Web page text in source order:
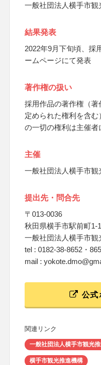
一般社団法人横手市観
結果発表
2022年9月下旬頃、採
ームページにて発表
著作権の扱い
採用作品の著作権（著
定められた権利を含
の一切の権利は主催
主催
一般社団法人横手市観
提出先・問合先
〒013-0036
秋田県横手市駅前町1-
一般社団法人横手市
tel : 0182-38-8652・
mail :
公式
関連リンク
一般社団法人横手市観光
横手市観光推進機構